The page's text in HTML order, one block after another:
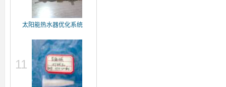
太阳能热水器优化系统
11